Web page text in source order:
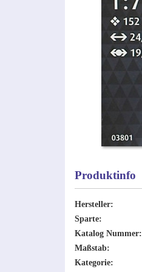
Produktinfo
Hersteller:
Sparte:
Katalog Nummer:
Maßstab:
Kategorie: